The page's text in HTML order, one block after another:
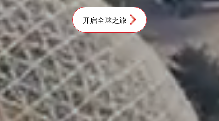
开启全球之旅